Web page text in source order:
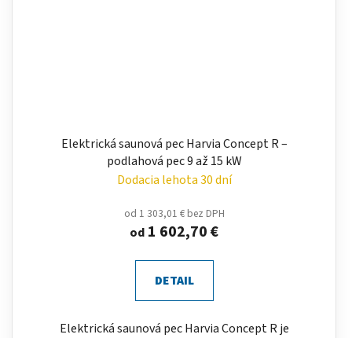
Elektrická saunová pec Harvia Concept R –
podlahová pec 9 až 15 kW
Dodacia lehota 30 dní
od 1 303,01 € bez DPH
od 1 602,70 €
DETAIL
Elektrická saunová pec Harvia Concept R je